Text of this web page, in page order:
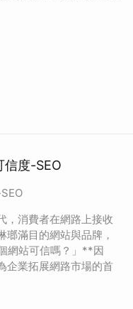
信度-SEO
，消費者在網路上接收
瑯滿目的網站與品牌，
網站可信嗎？」**因
企業拓展網路市場的首